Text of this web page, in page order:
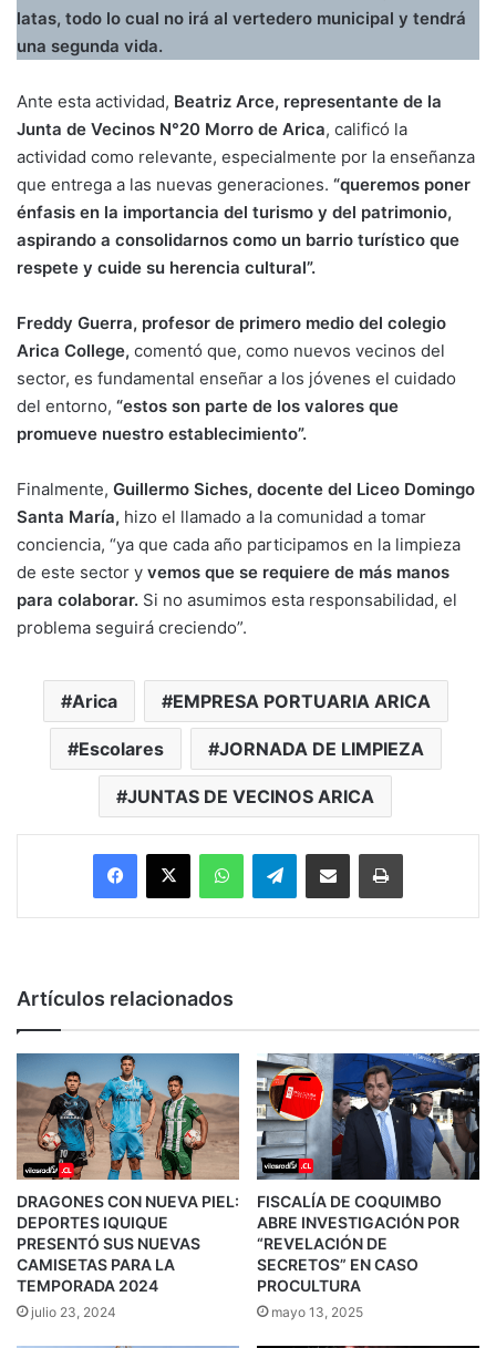
latas, todo lo cual no irá al vertedero municipal y tendrá
una segunda vida.
Ante esta actividad, Beatriz Arce, representante de la
Junta de Vecinos N°20 Morro de Arica, calificó la
actividad como relevante, especialmente por la enseñanza
que entrega a las nuevas generaciones. “queremos poner
énfasis en la importancia del turismo y del patrimonio,
aspirando a consolidarnos como un barrio turístico que
respete y cuide su herencia cultural”.
Freddy Guerra, profesor de primero medio del colegio
Arica College, comentó que, como nuevos vecinos del
sector, es fundamental enseñar a los jóvenes el cuidado
del entorno, “estos son parte de los valores que
promueve nuestro establecimiento”.
Finalmente, Guillermo Siches, docente del Liceo Domingo
Santa María, hizo el llamado a la comunidad a tomar
conciencia, “ya que cada año participamos en la limpieza
de este sector y vemos que se requiere de más manos
para colaborar. Si no asumimos esta responsabilidad, el
problema seguirá creciendo”.
Arica EMPRESA PORTUARIA ARICA
Escolares JORNADA DE LIMPIEZA
JUNTAS DE VECINOS ARICA
Facebook
X WhatsAppTelegramEnviar vía email Imprimir
Artículos relacionados
DRAGONES CON NUEVA PIEL:
DEPORTES IQUIQUE
PRESENTÓ SUS NUEVAS
CAMISETAS PARA LA
TEMPORADA 2024
julio 23, 2024
FISCALÍA DE COQUIMBO
ABRE INVESTIGACIÓN POR
“REVELACIÓN DE
SECRETOS” EN CASO
PROCULTURA
mayo 13, 2025